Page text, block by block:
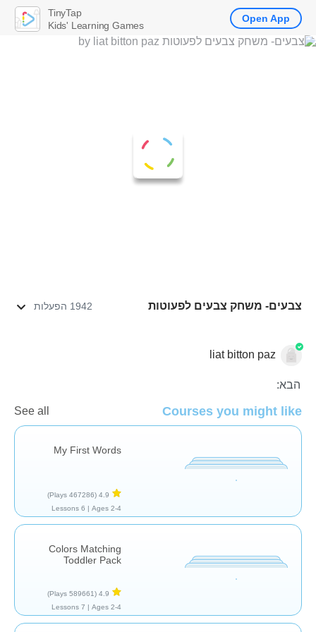
צבעים- משחק צבעים לפעוטות 1942 הפעלות
פאזלים
liat bitton paz
הבא:
Courses you might like
See all
My First Words
4.9
(467286 Plays)
Ages 2-4 |
6 Lessons
Colors Matching
Toddler Pack
4.9
(589661 Plays)
Ages 2-4 |
7 Lessons
TinyTap
Kids' Learning Games
Open App